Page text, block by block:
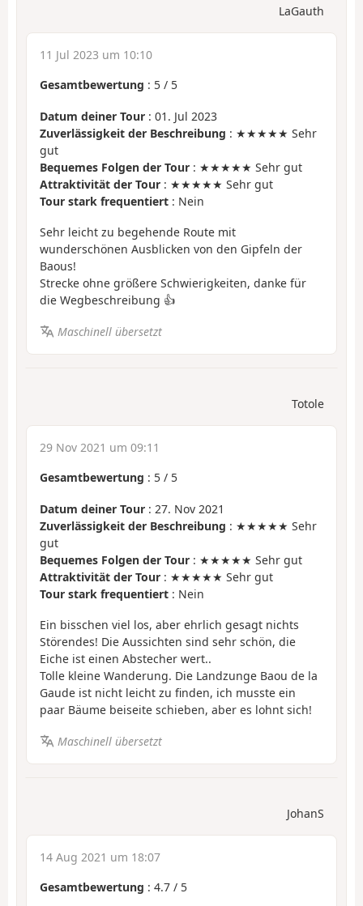
LaGauth
11 Jul 2023 um 10:10
Gesamtbewertung : 5 / 5
Datum deiner Tour : 01. Jul 2023
Zuverlässigkeit der Beschreibung : ★★★★★ Sehr
gut
Bequemes Folgen der Tour : ★★★★★ Sehr gut
Attraktivität der Tour : ★★★★★ Sehr gut
Tour stark frequentiert : Nein
Sehr leicht zu begehende Route mit
wunderschönen Ausblicken von den Gipfeln der
Baous!
Strecke ohne größere Schwierigkeiten, danke für
die Wegbeschreibung 👍
Maschinell übersetzt
Totole
29 Nov 2021 um 09:11
Gesamtbewertung : 5 / 5
Datum deiner Tour : 27. Nov 2021
Zuverlässigkeit der Beschreibung : ★★★★★ Sehr
gut
Bequemes Folgen der Tour : ★★★★★ Sehr gut
Attraktivität der Tour : ★★★★★ Sehr gut
Tour stark frequentiert : Nein
Ein bisschen viel los, aber ehrlich gesagt nichts
Störendes! Die Aussichten sind sehr schön, die
Eiche ist einen Abstecher wert..
Tolle kleine Wanderung. Die Landzunge Baou de la
Gaude ist nicht leicht zu finden, ich musste ein
paar Bäume beiseite schieben, aber es lohnt sich!
Maschinell übersetzt
JohanS
14 Aug 2021 um 18:07
Gesamtbewertung : 4.7 / 5